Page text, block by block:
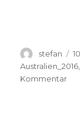
Autor
stefan
Australien_2016
Kommentarzu